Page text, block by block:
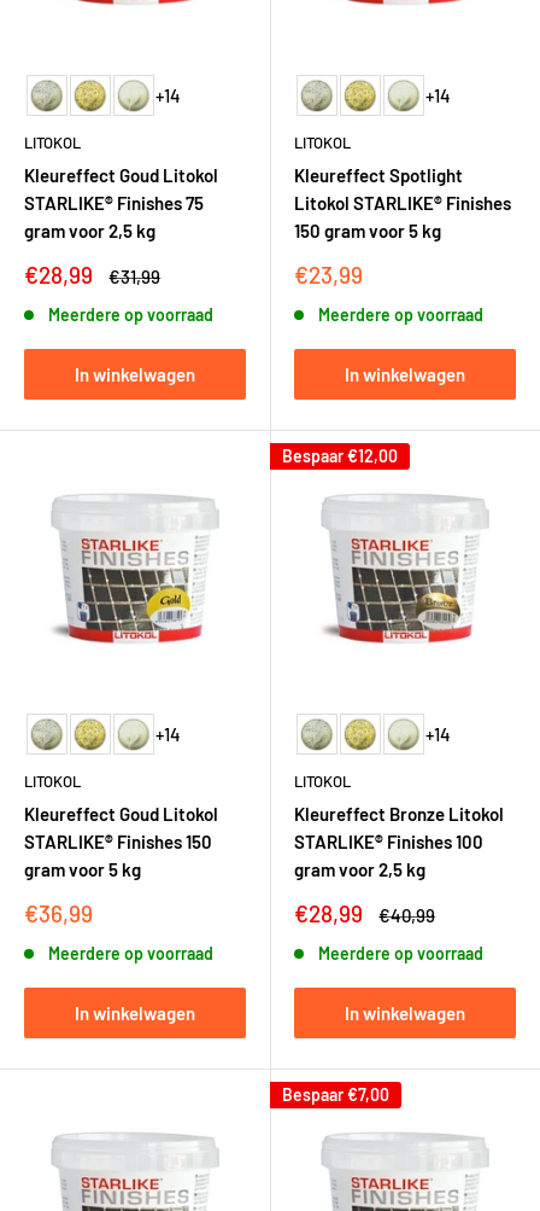
+14
LITOKOL
Kleureffect Goud Litokol
STARLIKE® Finishes 75
gram voor 2,5 kg
Kortingsprijs
€28,99 Adviesprijs
€31,99
Meerdere op voorraad
In winkelwagen
+14
LITOKOL
Kleureffect Spotlight
Litokol STARLIKE® Finishes
150 gram voor 5 kg
Kortingsprijs
€23,99
Meerdere op voorraad
In winkelwagen
+14
LITOKOL
Kleureffect Goud Litokol
STARLIKE® Finishes 150
gram voor 5 kg
Kortingsprijs
€36,99
Meerdere op voorraad
In winkelwagen
Bespaar€12,00
+14
LITOKOL
Kleureffect Bronze Litokol
STARLIKE® Finishes 100
gram voor 2,5 kg
Kortingsprijs
€28,99 Adviesprijs
€40,99
Meerdere op voorraad
In winkelwagen
Bespaar€7,00